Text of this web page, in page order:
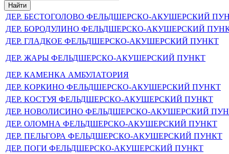
ДЕР. БЕСТОГОЛОВО ФЕЛЬДШЕРСКО-АКУШЕРСКИЙ
ДЕР. БОРОДУЛИНО ФЕЛЬДШЕРСКО-АКУШЕРСКИЙ
ДЕР. ГЛАДКОЕ ФЕЛЬДШЕРСКО-АКУШЕРСКИЙ ПУНКТ
ДЕР. ЖАРЫ ФЕЛЬДШЕРСКО-АКУШЕРСКИЙ ПУНКТ
ДЕР. КАМЕНКА АМБУЛАТОРИЯ
ДЕР. КОРКИНО ФЕЛЬДШЕРСКО-АКУШЕРСКИЙ ПУНКТ
ДЕР. КОСТУЯ ФЕЛЬДШЕРСКО-АКУШЕРСКИЙ ПУНКТ
ДЕР. НОВОЛИСИНО ФЕЛЬДШЕРСКО-АКУШЕРСКИЙ
ДЕР. ОЛОМНА ФЕЛЬДШЕРСКО-АКУШЕРСКИЙ ПУНКТ
ДЕР. ПЕЛЬГОРА ФЕЛЬДШЕРСКО-АКУШЕРСКИЙ ПУНКТ
ДЕР. ПОГИ ФЕЛЬДШЕРСКО-АКУШЕРСКИЙ ПУНКТ